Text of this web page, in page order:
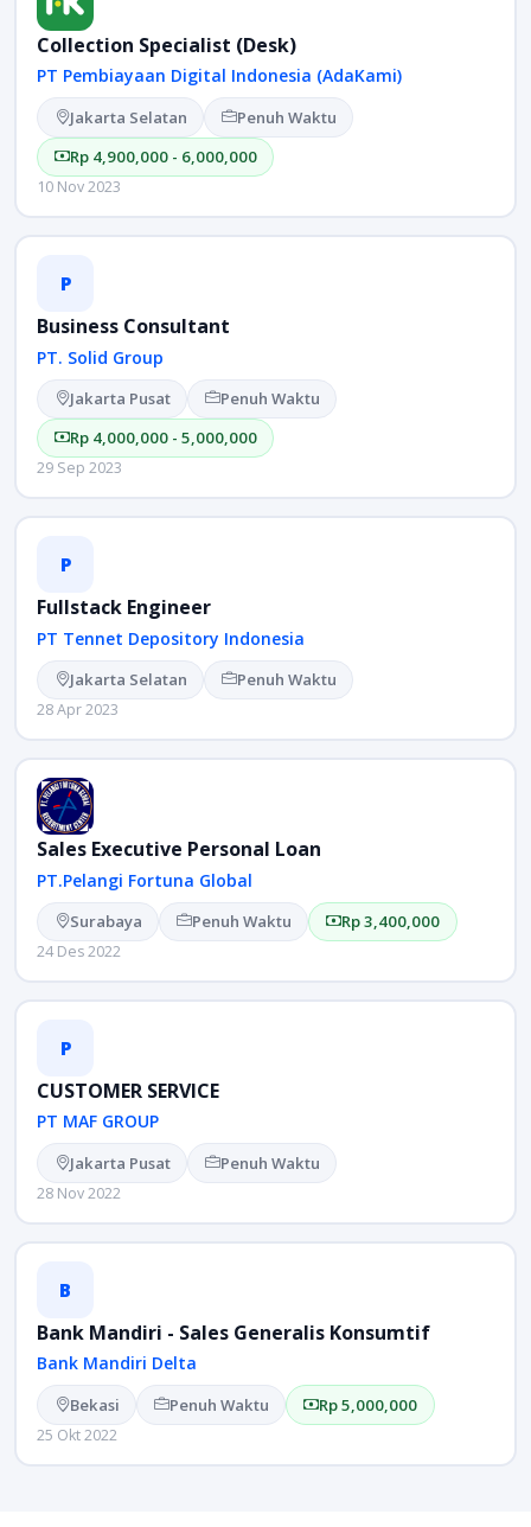
Collection Specialist (Desk)
PT Pembiayaan Digital Indonesia (AdaKami)
Jakarta Selatan
Penuh Waktu
Rp 4,900,000 - 6,000,000
10 Nov 2023
P
Business Consultant
PT. Solid Group
Jakarta Pusat
Penuh Waktu
Rp 4,000,000 - 5,000,000
29 Sep 2023
P
Fullstack Engineer
PT Tennet Depository Indonesia
Jakarta Selatan Penuh Waktu
28 Apr 2023
Sales Executive Personal Loan
PT.Pelangi Fortuna Global
Surabaya Penuh Waktu Rp 3,400,000
24 Des 2022
P
CUSTOMER SERVICE
PT MAF GROUP
Jakarta Pusat Penuh Waktu
28 Nov 2022
B
Bank Mandiri - Sales Generalis Konsumtif
Bank Mandiri Delta
Bekasi Penuh Waktu Rp 5,000,000
25 Okt 2022